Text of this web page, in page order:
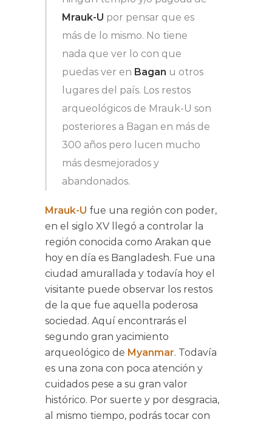
Mrauk-U por pensar que es
más de lo mismo. No tiene
nada que ver lo con que
puedas ver en Bagan u otros
lugares del país. Los restos
arqueológicos de Mrauk-U son
posteriores a Bagan en más de
300 años pero lucen mucho
más desmejorados y
abandonados.
Mrauk-U fue una región con poder,
en el siglo XV llegó a controlar la
región conocida como Arakan que
hoy en día es Bangladesh. Fue una
ciudad amurallada y todavía hoy el
visitante puede observar los restos
de la que fue aquella poderosa
sociedad. Aquí encontrarás el
segundo gran yacimiento
arqueológico de Myanmar. Todavía
es una zona con poca atención y
cuidados pese a su gran valor
histórico. Por suerte y por desgracia,
al mismo tiempo, podrás tocar con